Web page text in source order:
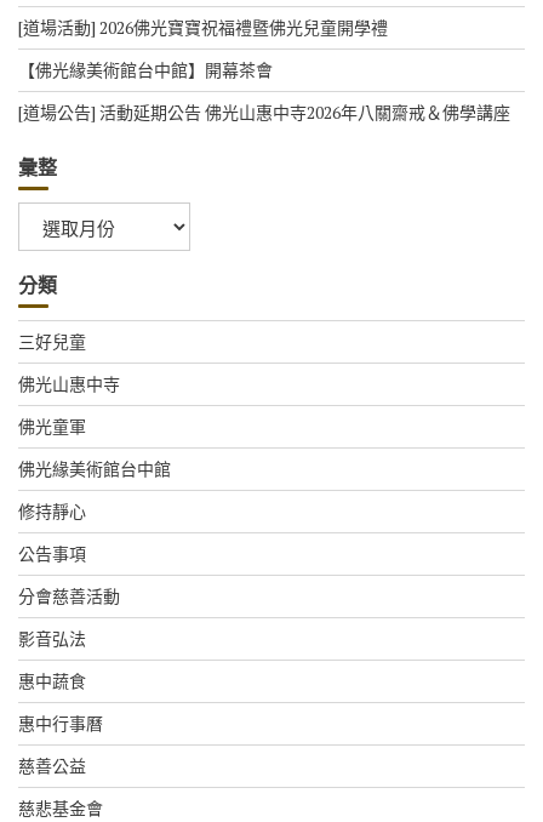
[道場活動] 2026佛光寶寶祝福禮暨佛光兒童開學禮
【佛光緣美術館台中館】開幕茶會
[道場公告] 活動延期公告 佛光山惠中寺2026年八關齋戒＆佛學講座
彙整
整
分類
三好兒童
佛光山惠中寺
佛光童軍
佛光緣美術館台中館
修持靜心
公告事項
分會慈善活動
影音弘法
惠中蔬食
惠中行事曆
慈善公益
慈悲基金會